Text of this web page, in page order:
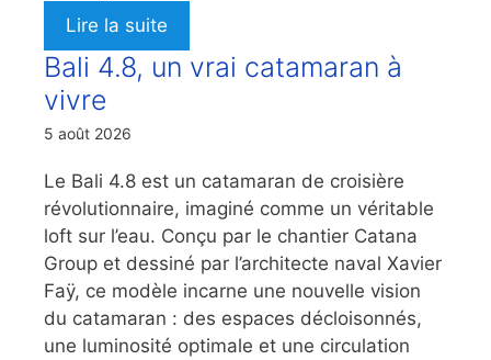
Lire la suite
Bali 4.8, un vrai catamaran à
vivre
5 août 2026
Le Bali 4.8 est un catamaran de croisière
révolutionnaire, imaginé comme un véritable
loft sur l’eau. Conçu par le chantier Catana
Group et dessiné par l’architecte naval Xavier
Faÿ, ce modèle incarne une nouvelle vision
du catamaran : des espaces décloisonnés,
une luminosité optimale et une circulation